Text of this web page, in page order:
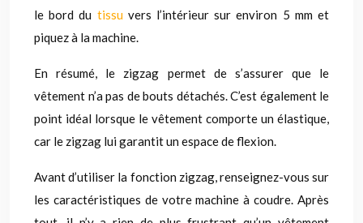
le bord du tissuvers l’intérieur sur environ 5 mm et
piquez à la machine.
En résumé, le zigzag permet de s’assurer que le
vêtement n’a pas de bouts détachés. C’est également le
point idéal lorsque le vêtement comporte un élastique,
car le zigzag lui garantit un espace de flexion.
Avant d’utiliser la fonction zigzag, renseignez-vous sur
les caractéristiques de votre machine à coudre. Après